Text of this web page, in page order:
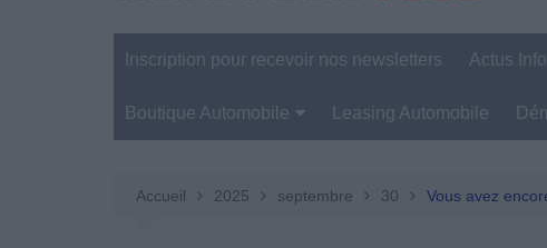
Inscription pour recevoir nos newsletters Actus Info
Boutique Automobile
Entretien Automobile
Leasing Automobile
Accueil 2025 septembre 30 Vous avez